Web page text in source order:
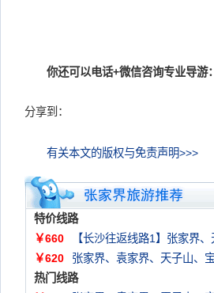
你还可以电话+微信咨询专业导游
分享到：
有关本文的版权与免责声明>>>
特价线路
￥660
【长沙往返线路1】张家界
￥620
张家界、袁家界、天子山、
热门线路